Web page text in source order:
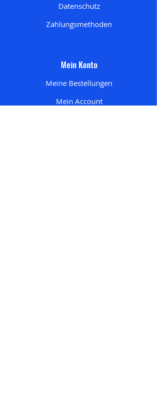
Datenschutz
Zahlungsmethoden
Mein Konto
Meine Bestellungen
Mein Account